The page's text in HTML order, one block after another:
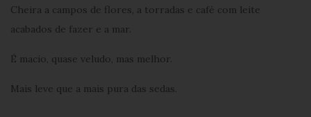
Cheira a campos de flores, a torradas e café com leite
acabados de fazer e a mar.
É macio, quase veludo, mas melhor.
Mais leve que a mais pura das sedas.